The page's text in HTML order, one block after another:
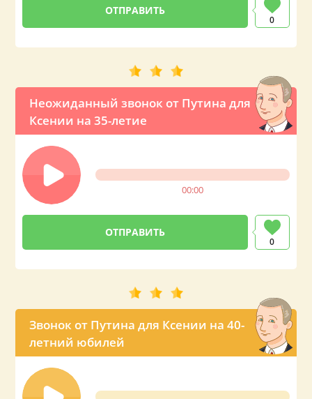
0
Неожиданный звонок от Путина для
Ксении на 35-летие
00:00
0
Звонок от Путина для Ксении на 40-
летний юбилей